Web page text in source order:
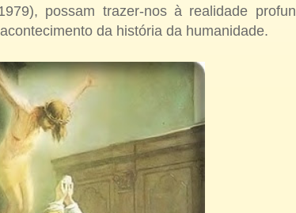
possam trazer-nos à realidade
da história da humanidade.